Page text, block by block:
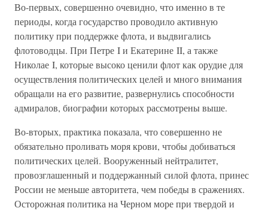
Во-первых, совершенно очевидно, что именно в те
периоды, когда государство проводило активную
политику при поддержке флота, и выдвигались
флотоводцы. При Петре I и Екатерине II, а также
Николае I, которые высоко ценили флот как орудие для
осуществления политических целей и много внимания
обращали на его развитие, развернулись способности
адмиралов, биографии которых рассмотрены выше.
Во-вторых, практика показала, что совершенно не
обязательно проливать моря крови, чтобы добиваться
политических целей. Вооруженный нейтралитет,
провозглашенный и поддержанный силой флота, принес
России не меньше авторитета, чем победы в сражениях.
Осторожная политика на Черном море при твердой и